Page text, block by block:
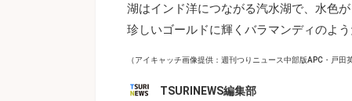
湖はインド洋につながる汽水湖で、水色
珍しいゴールドに輝くバラマンディのよう
（アイキャッチ画像提供：週刊つりニュース中部版APC・戸田英
TSURINEWS編集部